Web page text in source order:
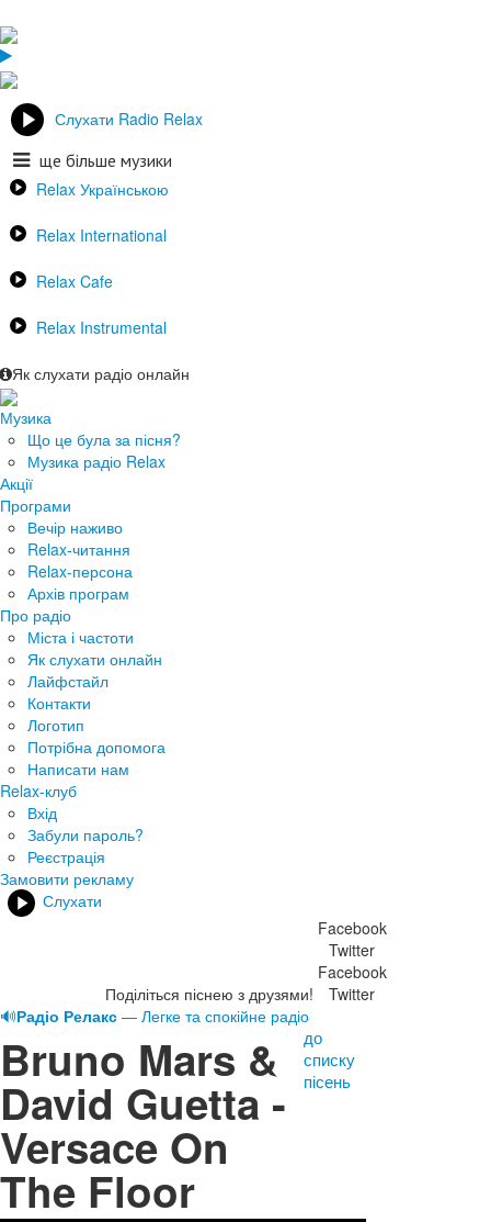
Слухати Radio Relax
ще більше музики
Relax Українською
Relax International
Relax Cafe
Relax Instrumental
Як слухати радіо онлайн
Музика
Що це була за пісня?
Музика радіо Relax
Акції
Програми
Вечір наживо
Relax-читання
Relax-персона
Архів програм
Про радіо
Міста і частоти
Як слухати онлайн
Лайфстайл
Контакти
Логотип
Потрібна допомога
Написати нам
Relax-клуб
Вхід
Забули пароль?
Реєстрація
Замовити рекламу
Слухати
Поділіться піснею з друзями!
Facebook
Twitter
Facebook
Twitter
🔊Радіо Релакс — Легке та спокійне радіо
Bruno Mars &
David Guetta -
Versace On
The Floor
до
списку
пісень